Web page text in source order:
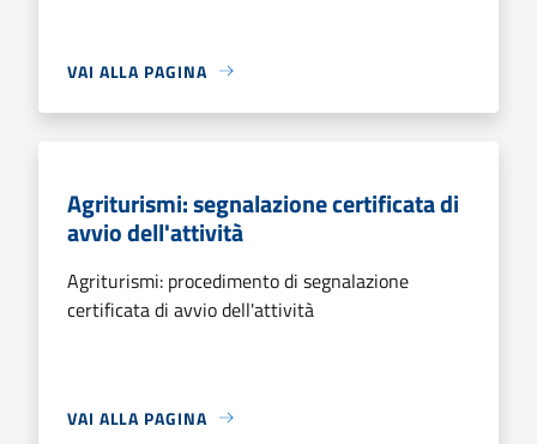
VAI ALLA PAGINA
Agriturismi: segnalazione certificata di
avvio dell'attività
Agriturismi: procedimento di segnalazione
certificata di avvio dell'attività
VAI ALLA PAGINA